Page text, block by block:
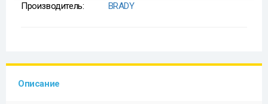
Производитель: BRADY
Описание